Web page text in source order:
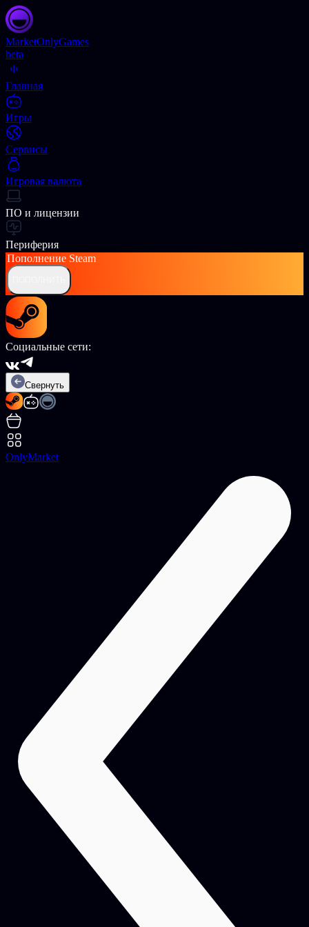
MarketOnlyGames
beta
Главная
Игры
Сервисы
Игровая валюта
ПО и лицензии
Периферия
Пополнение Steam
Социальные сети:
Свернуть
OnlyMarket